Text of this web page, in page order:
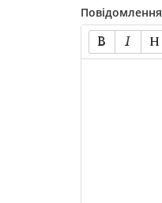
Повідомлення